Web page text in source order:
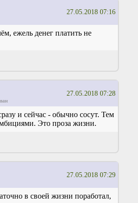
27.05.2018 07:16
ежель денег платить не
27.05.2018 07:28
и сейчас - обычно сосут. Тем
Это проза жизни.
27.05.2018 07:29
в своей жизни поработал,